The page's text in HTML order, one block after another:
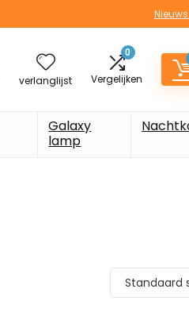
verlanglijst
0
Vergelijken
Galaxy
lamp
Standaard